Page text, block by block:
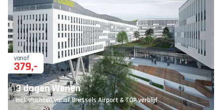
vanaf
379,-
3 dagen Wenen
Incl. vluchten vanaf Brussels Airport & TOP verblijf